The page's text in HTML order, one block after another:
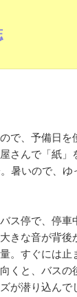
で、予備日を
さんで「紙」
暑いので、ゆ
ス停で、停車
きな音が背後
。すぐには止
くと、バスの
が潜り込んで